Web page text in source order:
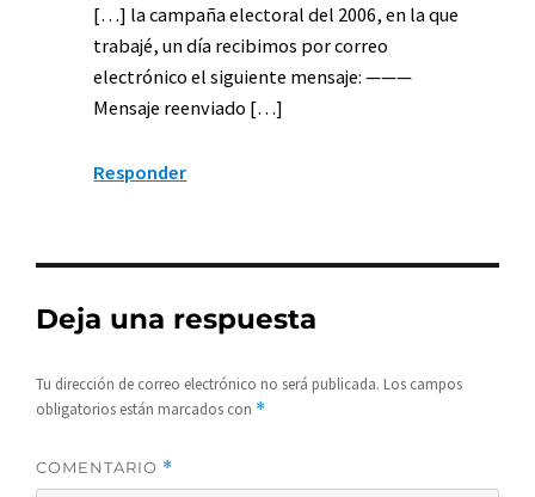
[…] la campaña electoral del 2006, en la que
trabajé, un día recibimos por correo
electrónico el siguiente mensaje: ———
Mensaje reenviado […]
Responder
Deja una respuesta
Tu dirección de correo electrónico no será publicada. Los campos
obligatorios están marcados con *
COMENTARIO *